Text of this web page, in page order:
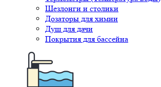
Шезлонги и столики
Дозаторы для химии
Душ для дачи
Покрытия для бассейна